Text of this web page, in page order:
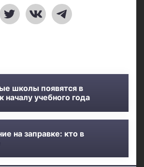
школы появятся в
началу учебного года
на заправке: кто в